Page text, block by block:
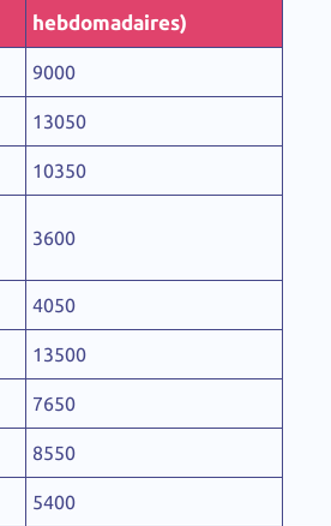
hebdomadaires)
9000
13050
10350
3600
4050
13500
7650
8550
5400